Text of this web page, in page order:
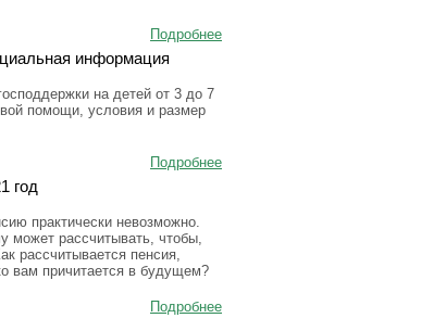
Подробнее
информация
на детей от 3 до 7
помощи, условия и размер
Подробнее
год
практически невозможно.
может рассчитывать, чтобы,
рассчитывается пенсия,
вам причитается в будущем?
Подробнее